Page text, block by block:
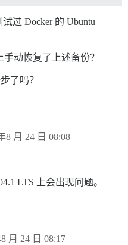
过 Docker 的 Ubuntu
动恢复了上述备份？
了吗？
8 月 24 日 08:08
LTS 上会出现问题。
月 24 日 08:17